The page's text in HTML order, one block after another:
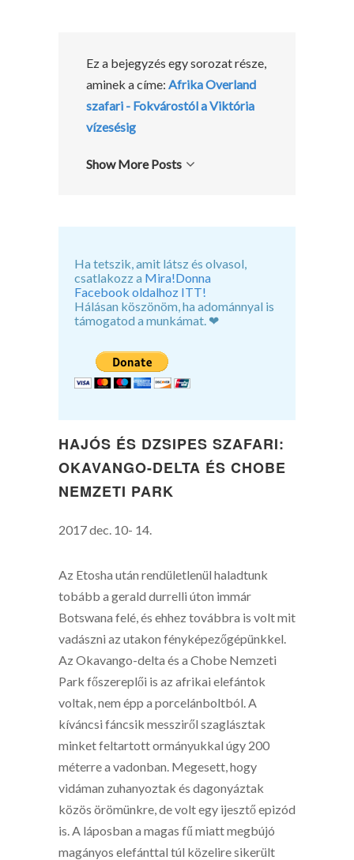
Ez a bejegyzés egy sorozat része,
aminek a címe: Afrika Overland
szafari - Fokvárostól a Viktória
vízesésig
Show More Posts
Ha tetszik, amit látsz és olvasol,
csatlakozz a Mira!Donna
Facebook oldalhoz ITT!
Hálásan köszönöm, ha adománnyal is
támogatod a munkámat. ❤
HAJÓS ÉS DZSIPES SZAFARI:
OKAVANGO-DELTA ÉS CHOBE
NEMZETI PARK
2017 dec. 10- 14.
Az Etosha után rendületlenül haladtunk
tobább a gerald durrelli úton immár
Botswana felé, és ehhez továbbra is volt mit
vadászni az utakon fényképezőgépünkkel.
Az Okavango-delta és a Chobe Nemzeti
Park főszereplői is az afrikai elefántok
voltak, nem épp a porcelánboltból. A
kíváncsi fáncsik messziről szaglásztak
minket feltartott ormányukkal úgy 200
méterre a vadonban. Megesett, hogy
vidáman zuhanyoztak és dagonyáztak
közös örömünkre, de volt egy ijesztő epizód
is. A láposban a magas fű miatt megbújó
magányos elefánttal túl közelire sikerült